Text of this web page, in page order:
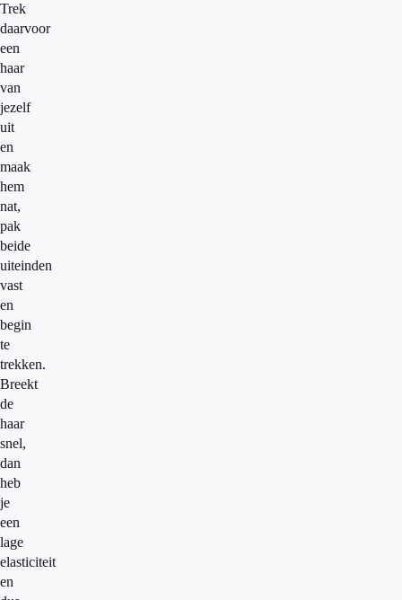
Trek
daarvoor
een
haar
van
jezelf
uit
en
maak
hem
nat,
pak
beide
uiteinden
vast
en
begin
te
trekken.
Breekt
de
haar
snel,
dan
heb
je
een
lage
elasticiteit
en